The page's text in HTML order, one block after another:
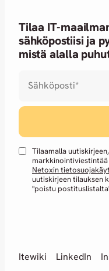
Tilaa IT-
sähköpostiisi ja
mistä alalla
Sähköposti*
Tilaamalla
Netoxin
uutiskirjeen tilauksen
"poistu
Itewiki LinkedIn